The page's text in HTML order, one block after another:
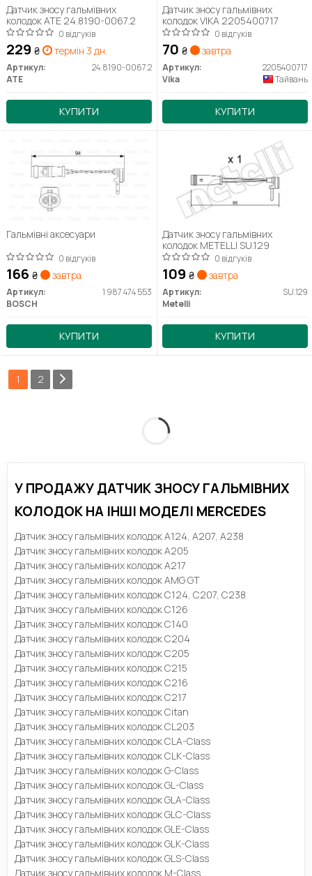
Датчик зносу гальмівних
колодок ATE 24.8190-0067.2
0 відгуків
229 ₴ термін 3 дн.
Артикул:
24.8190-0067.2
ATE
КУПИТИ
Датчик зносу гальмівних
колодок VIKA 2205400717
0 відгуків
70 ₴ завтра
Артикул:
2205400717
Vika
Тайвань
КУПИТИ
Гальмівні аксесуари
0 відгуків
166 ₴ завтра
Артикул:
1 987 474 553
BOSCH
КУПИТИ
Датчик зносу гальмівних
колодок METELLI SU.129
0 відгуків
109 ₴ завтра
Артикул:
SU.129
Metelli
КУПИТИ
1 2
У ПРОДАЖУ ДАТЧИК ЗНОСУ ГАЛЬМІВНИХ
КОЛОДОК НА ІНШІ МОДЕЛІ MERCEDES
Датчик зносу гальмівних колодок A124, A207, A238
Датчик зносу гальмівних колодок A205
Датчик зносу гальмівних колодок A217
Датчик зносу гальмівних колодок AMG GT
Датчик зносу гальмівних колодок C124, C207, C238
Датчик зносу гальмівних колодок C126
Датчик зносу гальмівних колодок C140
Датчик зносу гальмівних колодок C204
Датчик зносу гальмівних колодок C205
Датчик зносу гальмівних колодок C215
Датчик зносу гальмівних колодок C216
Датчик зносу гальмівних колодок C217
Датчик зносу гальмівних колодок Citan
Датчик зносу гальмівних колодок CL203
Датчик зносу гальмівних колодок CLA-Class
Датчик зносу гальмівних колодок CLK-Class
Датчик зносу гальмівних колодок G-Class
Датчик зносу гальмівних колодок GL-Class
Датчик зносу гальмівних колодок GLA-Class
Датчик зносу гальмівних колодок GLC-Class
Датчик зносу гальмівних колодок GLE-Class
Датчик зносу гальмівних колодок GLK-Class
Датчик зносу гальмівних колодок GLS-Class
Датчик зносу гальмівних колодок M-Class